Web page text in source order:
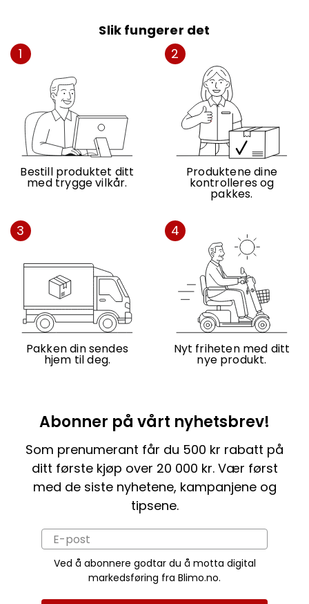
Slik fungerer det
1
Bestill produktet ditt
med trygge vilkår.
2
Produktene dine
kontrolleres og
pakkes.
3
Pakken din sendes
hjem til deg.
4
Nyt friheten med ditt
nye produkt.
Abonner på vårt nyhetsbrev!
Som prenumerant får du 500 kr rabatt på
ditt første kjøp over 20 000 kr. Vær først
med de siste nyhetene, kampanjene og
tipsene.
Ved å abonnere godtar du å motta digital
markedsføring fra Blimo.no.